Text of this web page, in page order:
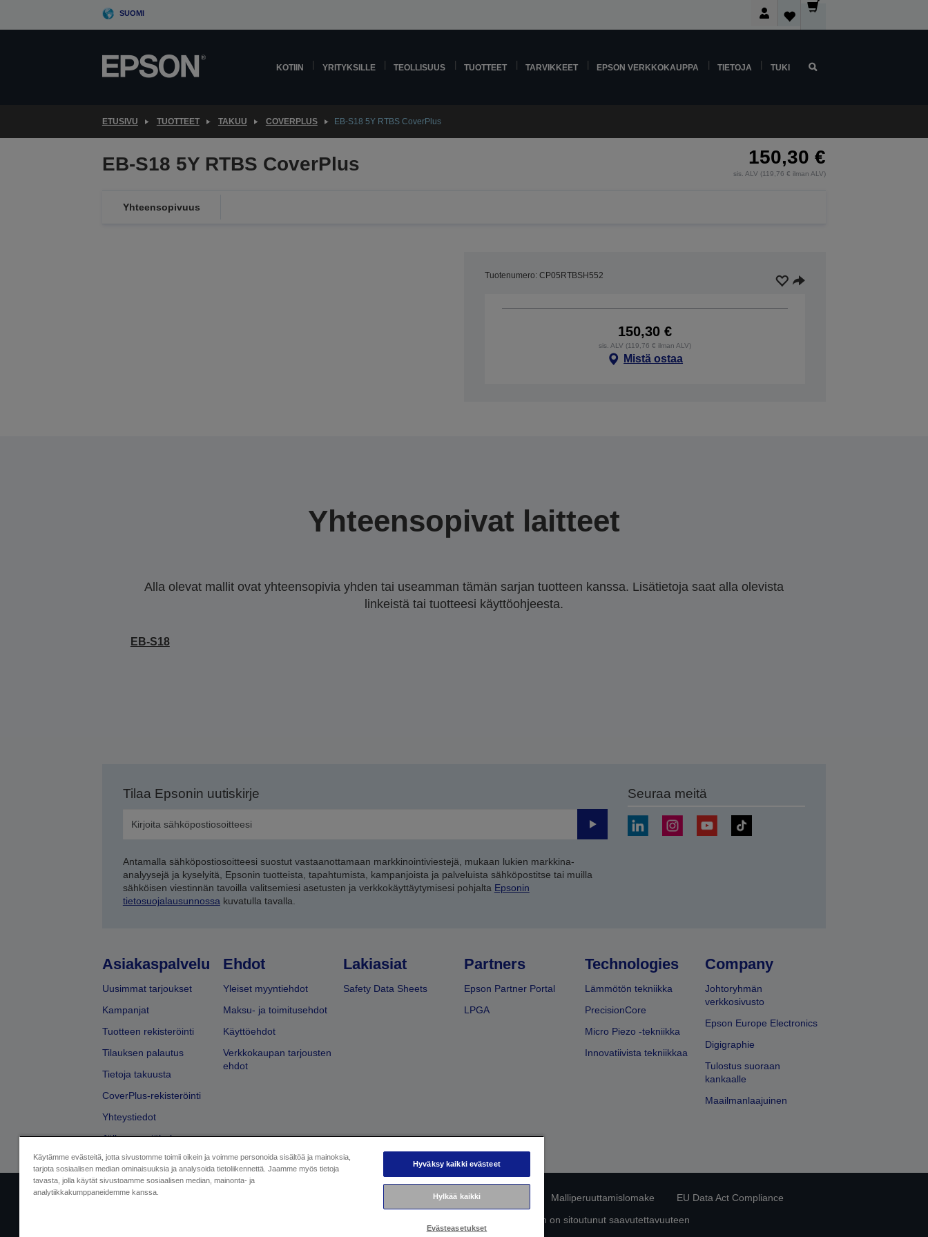
SUOMI
KOTIIN YRITYKSILLE TEOLLISUUS TUOTTEET TARVIKKEET EPSON VERKKOKAUPPA TIETOJA TUKI
ETUSIVU TUOTTEET TAKUU COVERPLUS EB-S18 5Y RTBS CoverPlus
EB-S18 5Y RTBS CoverPlus 150,30 €
sis. ALV (119,76 € ilman ALV)
Yhteensopivuus
Tuotenumero: CP05RTBSH552
150,30 €
sis. ALV (119,76 € ilman ALV)
Mistä ostaa
Yhteensopivat laitteet
Alla olevat mallit ovat yhteensopivia yhden tai useamman tämän sarjan tuotteen kanssa. Lisätietoja saat alla olevista
linkeistä tai tuotteesi käyttöohjeesta.
EB-S18
Tilaa Epsonin uutiskirje
Lähetä
Antamalla sähköpostiosoitteesi suostut vastaanottamaan markkinointiviestejä, mukaan lukien markkina-
analyysejä ja kyselyitä, Epsonin tuotteista, tapahtumista, kampanjoista ja palveluista sähköpostitse tai muilla
sähköisen viestinnän tavoilla valitsemiesi asetusten ja verkkokäyttäytymisesi pohjalta Epsonin
tietosuojalausunnossa kuvatulla tavalla.
Seuraa meitä
Asiakaspalvelu
Uusimmat tarjoukset
Kampanjat
Tuotteen rekisteröinti
Tilauksen palautus
Tietoja takuusta
CoverPlus-rekisteröinti
Yhteystiedot
Jälleenmyyjähaku
Ehdot
Yleiset myyntiehdot
Maksu- ja toimitusehdot
Käyttöehdot
Verkkokaupan tarjousten
ehdot
Lakiasiat
Safety Data Sheets
Partners
Epson Partner Portal
LPGA
Technologies
Lämmötön tekniikka
PrecisionCore
Micro Piezo -tekniikka
Innovatiivista tekniikkaa
Company
Johtoryhmän
verkkosivusto
Epson Europe Electronics
Digigraphie
Tulostus suoraan
kankaalle
Maailmanlaajuinen
Yritystiedot Tietosuojailmoitus Malliperuuttamislomake
EU Data Act Compliance
Epson on sitoutunut saavutettavuuteen
Käytämme evästeitä, jotta sivustomme toimii oikein ja voimme personoida sisältöä ja mainoksia,
tarjota sosiaalisen median ominaisuuksia ja analysoida tietoliikennettä. Jaamme myös tietoja
tavasta, jolla käytät sivustoamme sosiaalisen median, mainonta- ja
analytiikkakumppaneidemme kanssa.
Hyväksy kaikki evästeet
Hylkää kaikki
Evästeasetukset